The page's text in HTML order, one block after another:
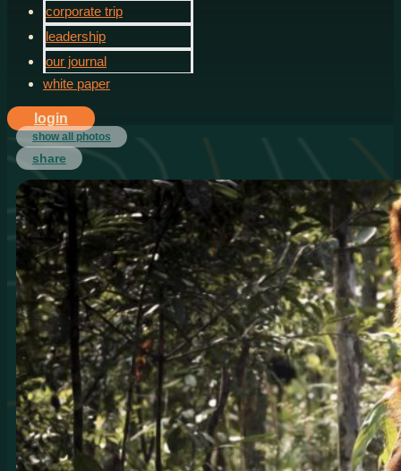
corporate trip
leadership
our journal
white paper
login
show all photos
share